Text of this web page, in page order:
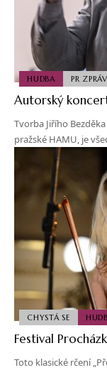
HUDBA PR
Autorský
Tvorba Jiřího
pražské HAMU, je
CHYSTÁ SE
Festival
Toto klasické rčení